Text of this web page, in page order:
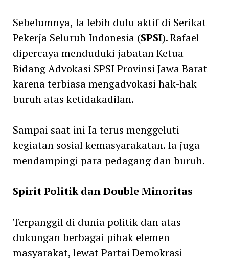
Sebelumnya, Ia lebih dulu aktif di Serikat
Pekerja Seluruh Indonesia (SPSI). Rafael
dipercaya menduduki jabatan Ketua
Bidang Advokasi SPSI Provinsi Jawa Barat
karena terbiasa mengadvokasi hak-hak
buruh atas ketidakadilan.
Sampai saat ini Ia terus menggeluti
kegiatan sosial kemasyarakatan. Ia juga
mendampingi para pedagang dan buruh.
Spirit Politik dan Double Minoritas
Terpanggil di dunia politik dan atas
dukungan berbagai pihak elemen
masyarakat, lewat Partai Demokrasi